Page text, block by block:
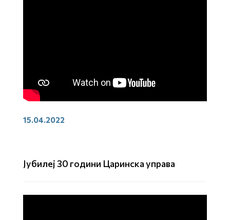
15.04.2022
Јубилеј 30 години Царинска управа